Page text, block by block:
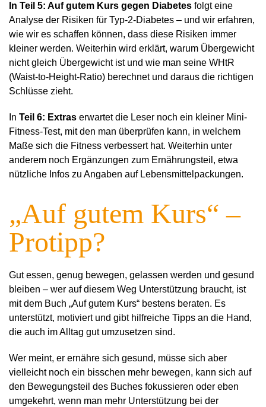
In Teil 5: Auf gutem Kurs gegen Diabetes folgt eine
Analyse der Risiken für Typ-2-Diabetes – und wir erfahren,
wie wir es schaffen können, dass diese Risiken immer
kleiner werden. Weiterhin wird erklärt, warum Übergewicht
nicht gleich Übergewicht ist und wie man seine WHtR
(Waist-to-Height-Ratio) berechnet und daraus die richtigen
Schlüsse zieht.
In Teil 6: Extras erwartet die Leser noch ein kleiner Mini-
Fitness-Test, mit den man überprüfen kann, in welchem
Maße sich die Fitness verbessert hat. Weiterhin unter
anderem noch Ergänzungen zum Ernährungsteil, etwa
nützliche Infos zu Angaben auf Lebensmittelpackungen.
„Auf gutem Kurs“ –
Protipp?
Gut essen, genug bewegen, gelassen werden und gesund
bleiben – wer auf diesem Weg Unterstützung braucht, ist
mit dem Buch „Auf gutem Kurs“ bestens beraten. Es
unterstützt, motiviert und gibt hilfreiche Tipps an die Hand,
die auch im Alltag gut umzusetzen sind.
Wer meint, er ernähre sich gesund, müsse sich aber
vielleicht noch ein bisschen mehr bewegen, kann sich auf
den Bewegungsteil des Buches fokussieren oder eben
umgekehrt, wenn man mehr Unterstützung bei der